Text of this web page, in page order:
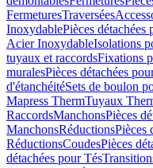
FermeturesTraversées
InoxydablePièces
Acier InoxydableIsolations
tuyaux et raccordsFixations
muralesPièces détachées
d'étanchéitéSets de boulon
Mapress ThermTuyaux
RaccordsManchonsPièces
ManchonsRéductionsPièces
RéductionsCoudesPièces
détachées pour Tés